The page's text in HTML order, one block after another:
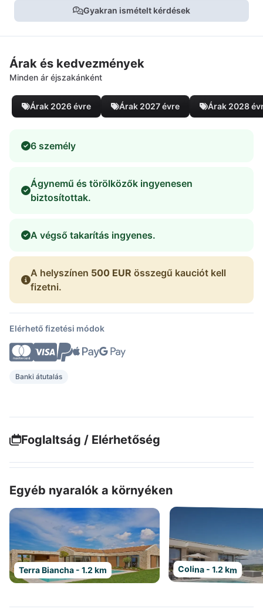
Gyakran ismételt kérdések
Árak és kedvezmények
Minden ár éjszakánként
Árak 2026 évre Árak 2027 évre Árak 2028
6 személy
Ágynemű és törölközők ingyenesen
biztosítottak.
A végső takarítás ingyenes.
A helyszínen 500 EUR összegű kauciót kell
fizetni.
Elérhető fizetési módok
Banki átutalás
Foglaltság / Elérhetőség
Egyéb nyaralók a környéken
Terra Biancha - 1.2 km Colina - 1.2 km